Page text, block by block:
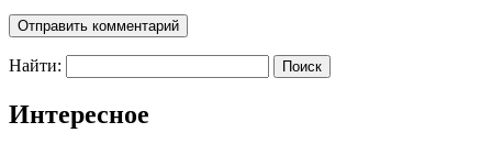
Найти:
Интересное